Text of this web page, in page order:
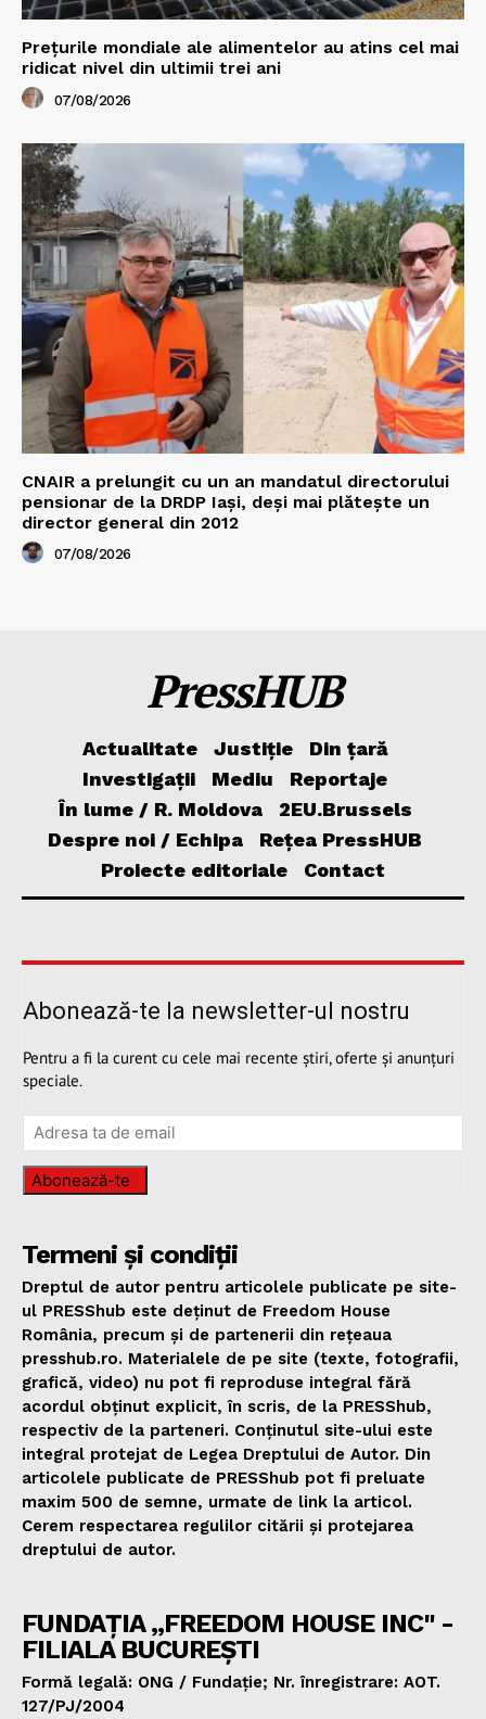
Prețurile mondiale ale alimentelor au atins cel mai
ridicat nivel din ultimii trei ani
07/08/2026
CNAIR a prelungit cu un an mandatul directorului
pensionar de la DRDP Iași, deși mai plătește un
director general din 2012
07/08/2026
PressHUB
Actualitate Justiție
Din țară
Investigații
Mediu
Reportaje
În lume / R. Moldova
2EU.Brussels
Despre noi / Echipa
Rețea PressHUB
Proiecte editoriale
Contact
Abonează-te la newsletter-ul nostru
Pentru a fi la curent cu cele mai recente știri, oferte și anunțuri
speciale.
Abonează-te
Termeni și condiții
Dreptul de autor pentru articolele publicate pe site-
ul PRESShub este deținut de Freedom House
România, precum și de partenerii din rețeaua
presshub.ro. Materialele de pe site (texte, fotografii,
grafică, video) nu pot fi reproduse integral fără
acordul obținut explicit, în scris, de la PRESShub,
respectiv de la parteneri. Conținutul site-ului este
integral protejat de Legea Dreptului de Autor. Din
articolele publicate de PRESShub pot fi preluate
maxim 500 de semne, urmate de link la articol.
Cerem respectarea regulilor citării și protejarea
dreptului de autor.
FUNDAȚIA „FREEDOM HOUSE INC" -
FILIALA BUCUREȘTI
Formă legală: ONG / Fundație; Nr. înregistrare: AOT.
127/PJ/2004